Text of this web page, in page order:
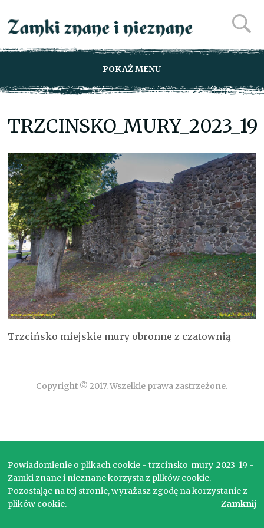
POKAŻ MENU
TRZCINSKO_MURY_2023_19
Trzcińsko miejskie mury obronne z czatownią
Copyright © 2017. Wszelkie prawa zastrzeżone.
Powiadomienie o plikach cookie - trzcinsko_mury_2023_19 -
Zamki znane i nieznane korzysta z plików cookie.
Pozostając na tej stronie, wyrażasz zgodę na korzystanie z
plików cookie.
Zamknij